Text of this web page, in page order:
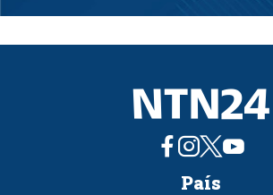
1
8
País